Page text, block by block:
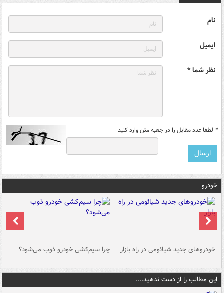
نام
ایمیل
نظر شما *
* لطفا عدد مقابل را در جعبه متن وارد کنید
خودرو
خودروهای جدید شیائومی در راه بازار چرا سیم‌کشی خودرو ذوب می‌شود؟
این مطالب را از دست ندهید....